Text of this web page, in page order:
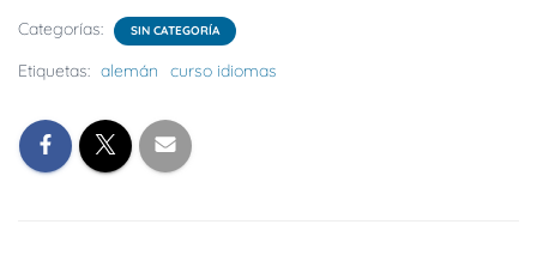
Categorías: SIN CATEGORÍA
Etiquetas: alemán curso idiomas